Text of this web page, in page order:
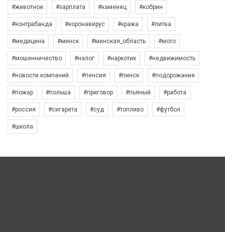
#животное #зарплата #каменец #кобрин
#контрабанда #коронавирус #кража #литва
#медицина #минск #минская_область #мото
#мошенничество #налог #наркотик #недвижимость
#новости компаний #пенсия #пинск #подорожание
#пожар #польша #приговор #пьяный #работа
#россия #сигарета #суд #топливо #футбол
#школа